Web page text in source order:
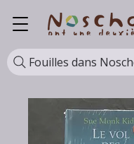
Fouilles dans